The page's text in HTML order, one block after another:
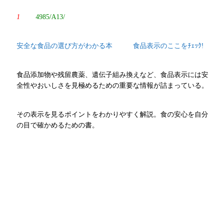
1 4985/A13/
安全な食品の選び方がわかる本 食品表示のここをﾁｪｯｸ!
食品添加物や残留農薬、遺伝子組み換えなど、食品表示には安
全性やおいしさを見極めるための重要な情報が詰まっている。
その表示を見るポイントをわかりやすく解説。食の安心を自分
の目で確かめるための書。